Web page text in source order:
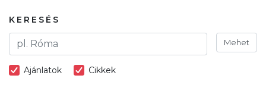
KERESÉS
Mehet
Ajánlatok Cikkek